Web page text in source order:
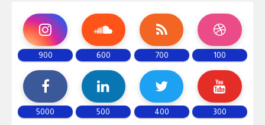
100
700
600
900
300
400
500
5000